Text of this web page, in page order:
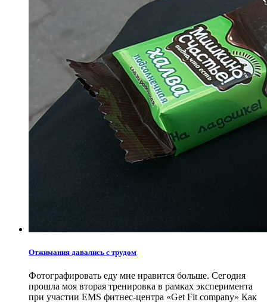
Отжимания давались с трудом
Фотографировать еду мне нравится больше. Сегодня
прошла моя вторая тренировка в рамках эксперимента
при участии EMS фитнес-центра «Get Fit company» Как